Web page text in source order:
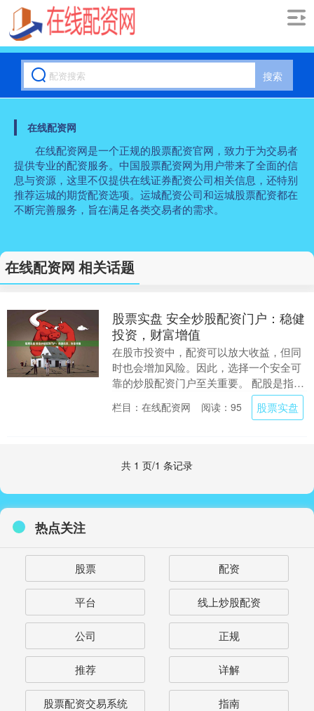
搜索
在线配资网
在线配资网是一个正规的股票配资官网，致力于为交易者
提供专业的配资服务。中国股票配资网为用户带来了全面的信
息与资源，这里不仅提供在线证券配资公司相关信息，还特别
推荐运城的期货配资选项。运城配资公司和运城股票配资都在
不断完善服务，旨在满足各类交易者的需求。
在线配资网 相关话题
股票实盘 安全炒股配资门户：稳健
投资，财富增值
在股市投资中，配资可以放大收益，但同
时也会增加风险。因此，选择一个安全可
靠的炒股配资门户至关重要。 配股是指上
市公司向现有股东按一定比例发行新股，
股东有权按照配....
栏目：在线配资网 阅读：95 股票实盘
共 1 页/1 条记录
热点关注
股票 配资
平台 线上炒股配资
公司 正规
推荐 详解
股票配资交易系统 指南